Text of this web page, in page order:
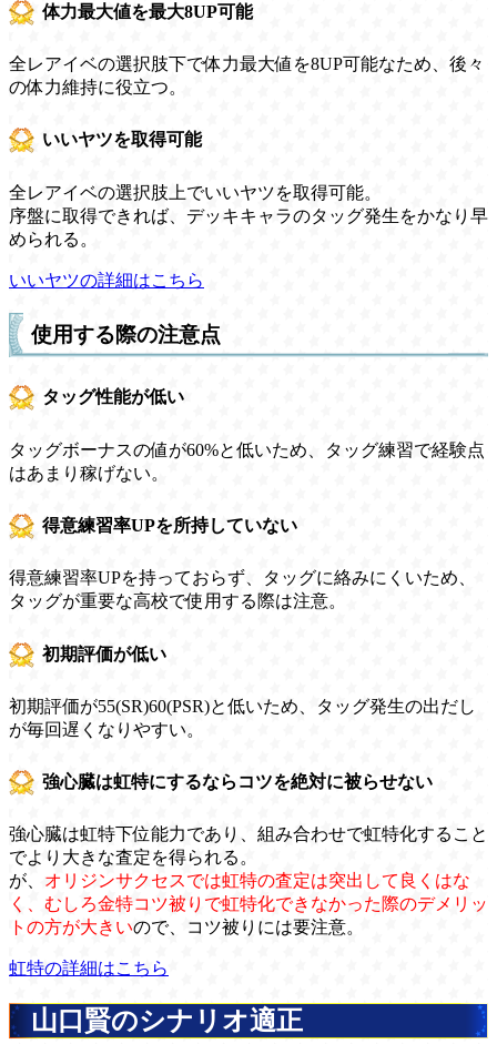
体力最大値を最大8UP可能
全レアイベの選択肢下で体力最大値を8UP可能なため、後々
の体力維持に役立つ。
いいヤツを取得可能
全レアイベの選択肢上でいいヤツを取得可能。
序盤に取得できれば、デッキキャラのタッグ発生をかなり早
められる。
いいヤツの詳細はこちら
使用する際の注意点
タッグ性能が低い
タッグボーナスの値が60%と低いため、タッグ練習で経験点
はあまり稼げない。
得意練習率UPを所持していない
得意練習率UPを持っておらず、タッグに絡みにくいため、
タッグが重要な高校で使用する際は注意。
初期評価が低い
初期評価が55(SR)60(PSR)と低いため、タッグ発生の出だし
が毎回遅くなりやすい。
強心臓は虹特にするならコツを絶対に被らせない
強心臓は虹特下位能力であり、組み合わせで虹特化すること
でより大きな査定を得られる。
が、 オリジンサクセスでは虹特の査定は突出して良くはな
く、むしろ金特コツ被りで虹特化できなかった際のデメリッ
トの方が大きいので、コツ被りには要注意。
虹特の詳細はこちら
山口賢のシナリオ適正